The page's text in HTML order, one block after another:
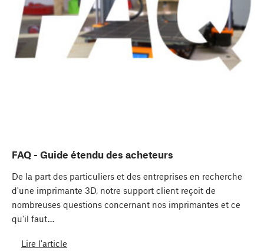
FAQ - Guide étendu des acheteurs
De la part des particuliers et des entreprises en recherche
d'une imprimante 3D, notre support client reçoit de
nombreuses questions concernant nos imprimantes et ce
qu'il faut…
Lire l'article